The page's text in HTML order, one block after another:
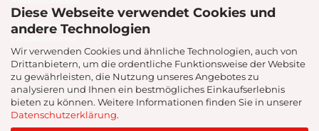
Diese Webseite verwendet Cookies und
andere Technologien
Wir verwenden Cookies und ähnliche Technologien, auch von
Drittanbietern, um die ordentliche Funktionsweise der Website
zu gewährleisten, die Nutzung unseres Angebotes zu
analysieren und Ihnen ein bestmögliches Einkaufserlebnis
bieten zu können. Weitere Informationen finden Sie in unserer
Datenschutzerklärung.
Bastel-Set i6
Lichterbogen
Sternenleuchte
Präsente/Geschenkideen
Geschenk-Gutscheine
Montage-Service